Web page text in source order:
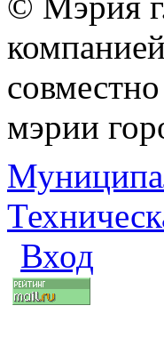
компанией
мэрии
Вход